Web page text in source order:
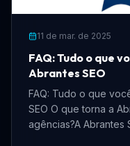
11 de mar. de 2025
FAQ: Tudo o que
Abrantes SEO
FAQ: Tudo o que
SEO O que torna a
agências?A Abrantes